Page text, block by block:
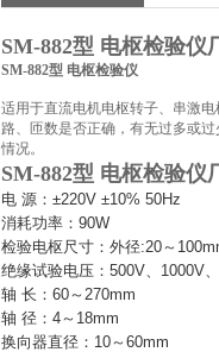
SM-882型 电枢检验仪
SM-882型 电枢检验仪
适用于直流电机电枢转子、串激
路、匝数是否正确，有无过多或
情况。
SM-882型 电枢检验仪
电 源：±220V ±10% 50Hz
消耗功率：90W
检验电枢尺寸：外径:20～
绝缘试验电压：500V、1000V
轴 长：60～270mm
轴 径：4～18mm
换向器直径：10～60mm